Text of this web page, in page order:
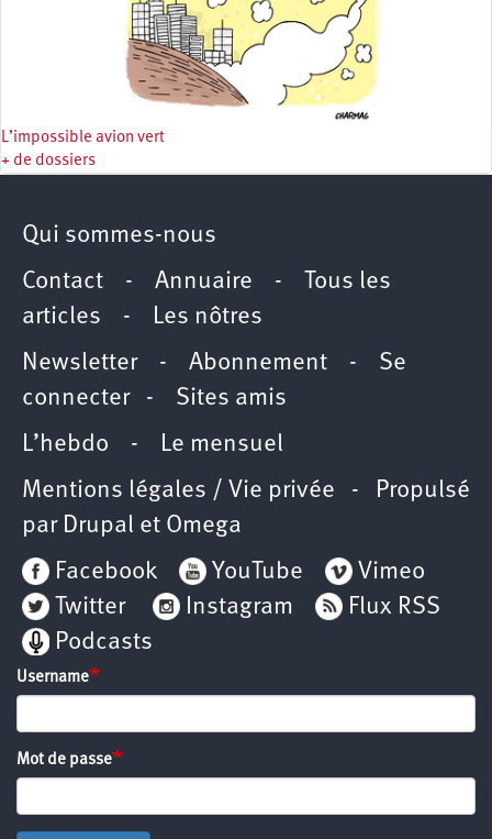
L’impossible avion vert
+ de dossiers
Qui sommes-nous
Contact - Annuaire -
Tous les
articles - Les nôtres
Newsletter- Abonnement - Se
connecter- Sites amis
L’hebdo - Le mensuel
Mentions légales / Vie privée - Propulsé
par Drupal et Omega
Facebook
YouTube
Vimeo
Twitter
Instagram
Flux RSS
Podcasts
Username
Mot de passe